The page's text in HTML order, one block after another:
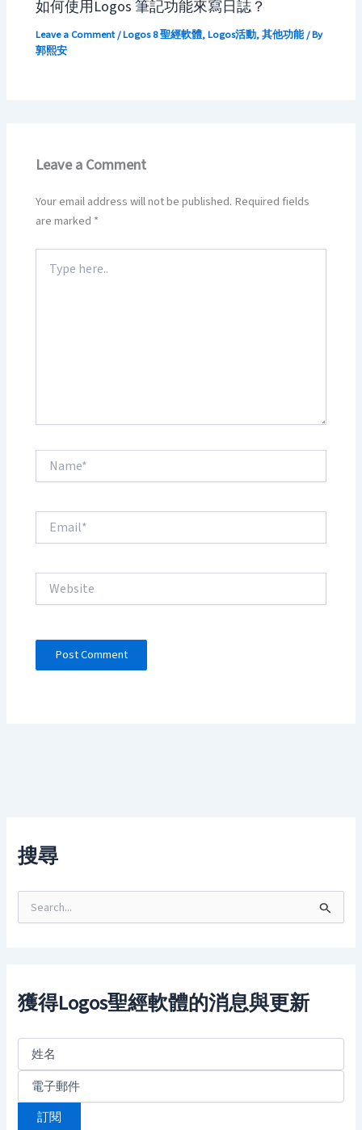
如何使用Logos 筆記功能來寫日誌？
Leave a Comment/Logos 8 聖經軟體,Logos活動,其他功能/ By
郭熙安
Leave a Comment
Your email address will not be published. Required fields
are marked *
here..
Name*
搜尋
f
o
:
獲得Logos聖經軟體的消息與更新